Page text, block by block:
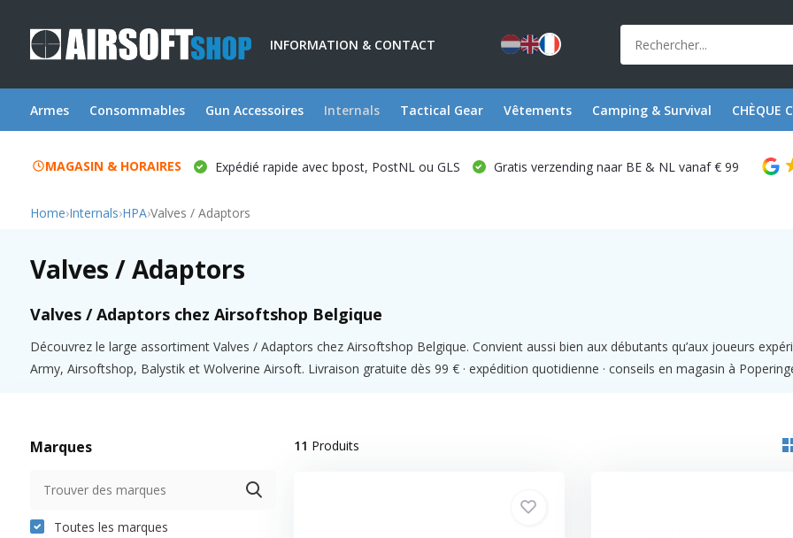
INFORMATION & CONTACT
Armes Consommables Gun Accessoires Internals Tactical Gear Vêtements Camping & Survival CHÈQUE
MAGASIN & HORAIRES Expédié rapide avec bpost, PostNL ou GLS Gratis verzending naar BE & NL vanaf € 99
Home›Internals›HPA›Valves / Adaptors
Valves / Adaptors
Valves / Adaptors chez Airsoftshop Belgique
Découvrez le large assortiment Valves / Adaptors chez Airsoftshop Belgique. Convient aussi bien aux débutants qu’aux joueurs
Army, Airsoftshop, Balystik et Wolverine Airsoft. Livraison gratuite dès 99 € · expédition quotidienne · conseils en magasin à
Marques
Toutes les marques
11 Produits